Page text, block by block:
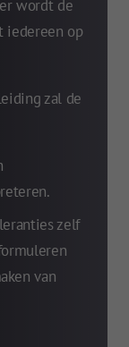
wordt de
iedereen op
zal de
zelf
van